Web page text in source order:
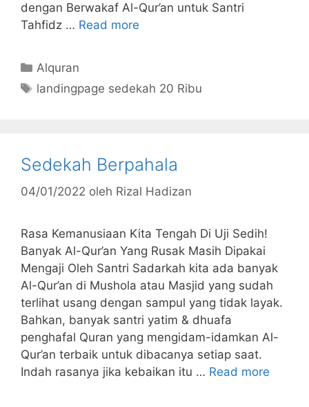
dengan Berwakaf Al-Qur’an untuk Santri
Tahfidz … Read more
Kategori
Alquran
Tag
landingpage sedekah 20 Ribu
Sedekah Berpahala
04/01/2022 oleh Rizal Hadizan
Rasa Kemanusiaan Kita Tengah Di Uji Sedih!
Banyak Al-Qur’an Yang Rusak Masih Dipakai
Mengaji Oleh Santri Sadarkah kita ada banyak
Al-Qur’an di Mushola atau Masjid yang sudah
terlihat usang dengan sampul yang tidak layak.
Bahkan, banyak santri yatim & dhuafa
penghafal Quran yang mengidam-idamkan Al-
Qur’an terbaik untuk dibacanya setiap saat.
Indah rasanya jika kebaikan itu … Read more